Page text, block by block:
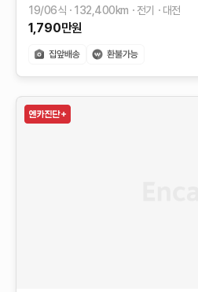
19/06식 132,400km 전기 대전
1,790만원